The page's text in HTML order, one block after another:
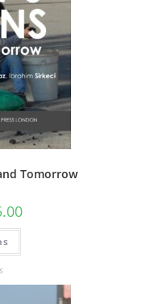
Tomorrow
Price
range:
This
has
The
options